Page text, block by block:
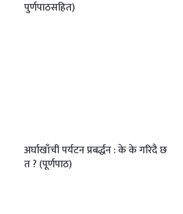
पुर्णपाठसहित)
अर्घाखाँची पर्यटन प्रबर्द्धन : के के गरिदै छ
त ? (पूर्णपाठ)